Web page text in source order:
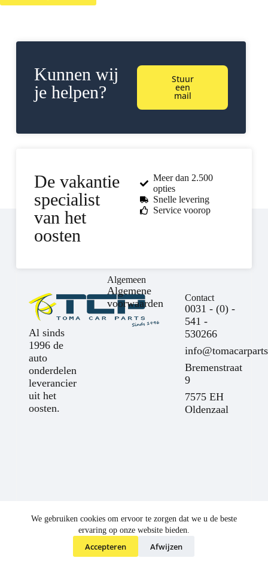
We gebruiken cookies om ervoor te zorgen dat we u de beste
ervaring op onze website bieden.
Accepteren Afwijzen
Kunnen wij
je helpen?
Stuur
een
mail
De vakantie
specialist
van het
oosten
Meer dan 2.500
opties
Snelle levering
Service voorop
Al sinds
1996 de
auto
onderdelen
leverancier
uit het
oosten.
Algemeen
Algemene
voorwaarden
Contact
0031 - (0) -
541 -
530266
Bremenstraat
9
7575 EH
Oldenzaal
Toma Car Parts2025